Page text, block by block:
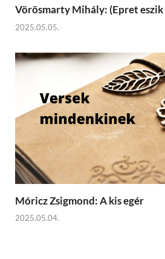
Vörösmarty Mihály: (Epret
2025.05.05.
Móricz Zsigmond: A kis egér
2025.05.04.